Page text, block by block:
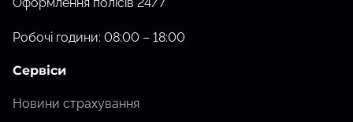
Робочі години: 08:00 – 18:00
Сервіси
Новини страхування